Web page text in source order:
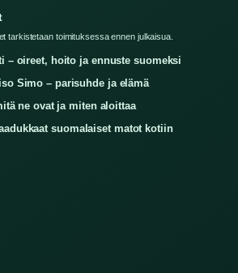
tarkistetaan toimituksessa ennen julkaisua.
– oireet, hoito ja ennuste suomeksi
Simo – parisuhde ja elämä
ne ovat ja miten aloittaa
suomalaiset matot kotiin